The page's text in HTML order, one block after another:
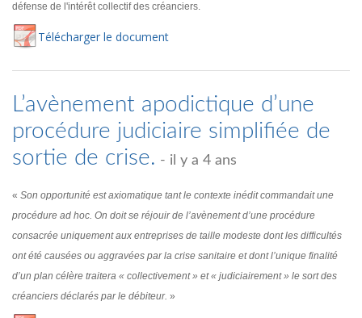
défense de l'intérêt collectif des créanciers.
Télécharger le document
L’avènement apodictique d’une
procédure judiciaire simplifiée de
sortie de crise. - il y a 4 ans
« Son opportunité est axiomatique tant le contexte inédit commandait une
procédure ad hoc. On doit se réjouir de l’avènement d’une procédure
consacrée uniquement aux entreprises de taille modeste dont les difficultés
ont été causées ou aggravées par la crise sanitaire et dont l’unique finalité
d’un plan célère traitera « collectivement » et « judiciairement » le sort des
créanciers déclarés par le débiteur. »